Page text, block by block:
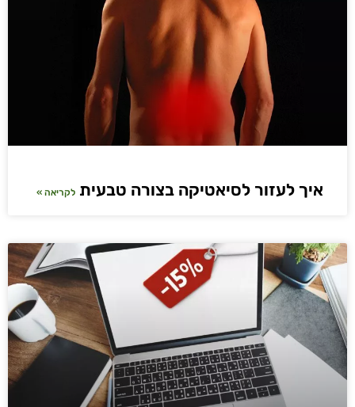
איך לעזור לסיאטיקה בצורה טבעית לקריאה »